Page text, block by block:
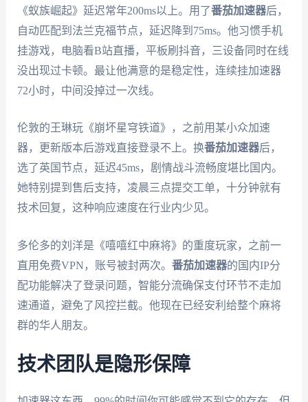
《蚁族崛起》延迟常年200ms以上。用了番茄加速器后，
自动匹配到法兰克福节点，延迟降到75ms。他习惯手机
挂游戏，电脑看B站直播，平板刷抖音，三设备同时在线
没出现过卡顿。最让他满意的是稳定性，连续挂加速器
72小时，中间没掉过一次线。
伦敦的王琳玩《崩坏星穹铁道》，之前用某小众加速
器，更新版本后游戏直接登录不上。换番茄加速器后，
选了英国节点，延迟45ms，剧情战斗流畅度堪比国内。
她特别提到售后支持，凌晨三点提交工单，十分钟就有
技术回复，这种响应速度在行业内少见。
多伦多的刘洋是《嘻嘻红中麻将》的重度玩家，之前一
直用免费VPN，账号被封两次。 番茄加速器的国内IP分
配功能解决了登录问题，智能分流确保支付环节不走加
速通道，避免了风控拦截。他现在已经安利给整个麻将
群的华人朋友。
技术团队是隐形保障